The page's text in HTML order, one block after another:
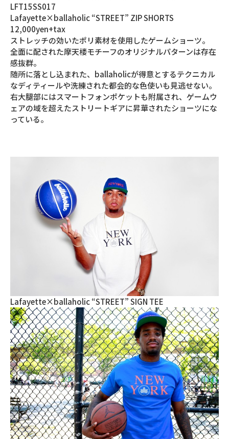
LFT15SS017
Lafayette×ballaholic “STREET” ZIP SHORTS
12,000yen+tax
ストレッチの効いたポリ素材を使用したゲームショーツ。
全面に配された摩天楼モチーフのオリジナルパターンは存在
感抜群。
随所に落とし込まれた、ballaholicが得意とするテクニカル
なディティールや洗練された都会的な色使いも見逃せない。
右大腿部にはスマートフォンポケットも附属され、ゲームウ
ェアの域を超えたストリートギアに昇華されたショーツにな
っている。
Lafayette×ballaholic “STREET” SIGN TEE